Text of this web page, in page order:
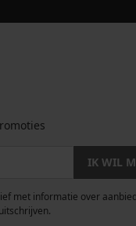
IK WIL
met informatie over